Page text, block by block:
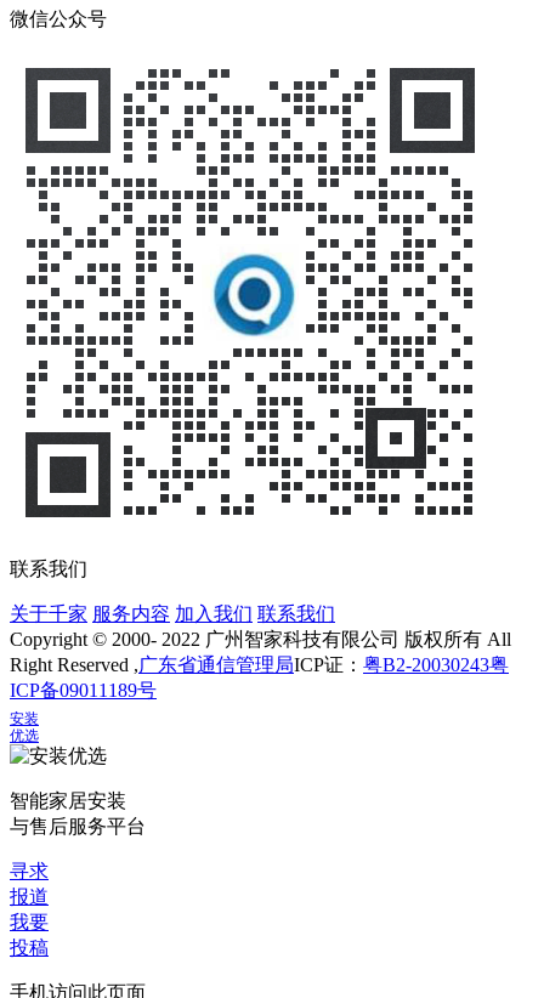
微信公众号
联系我们
关于千家 服务内容 加入我们 联系我们
Copyright © 2000- 2022 广州智家科技有限公司 版权所有 All
Right Reserved ,广东省通信管理局ICP证： 粤B2-20030243粤
ICP备09011189号
安装
优选
智能家居安装
与售后服务平台
寻求
报道
我要
投稿
手机访问此页面